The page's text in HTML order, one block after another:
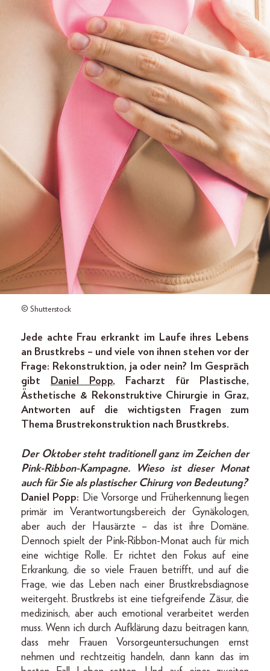
© Shutterstock
Jede achte Frau erkrankt im Laufe ihres Lebens
an Brustkrebs – und viele von ihnen stehen vor der
Frage: Rekonstruktion, ja oder nein? Im Gespräch
gibt Daniel Popp, Facharzt für Plastische,
Ästhetische & Rekonstruktive Chirurgie in Graz,
Antworten auf die wichtigsten Fragen zum
Thema Brustrekonstruktion nach Brustkrebs.
Der Oktober steht traditionell ganz im Zeichen der
Pink-Ribbon-Kampagne. Wieso ist dieser Monat
auch für Sie als plastischer Chirurg von Bedeutung?
Daniel Popp: Die Vorsorge und Früherkennung liegen
primär im Verantwortungsbereich der Gynäkologen,
aber auch der Hausärzte – das ist ihre Domäne.
Dennoch spielt der Pink-Ribbon-Monat auch für mich
eine wichtige Rolle. Er richtet den Fokus auf eine
Erkrankung, die so viele Frauen betrifft, und auf die
Frage, wie das Leben nach einer Brustkrebsdiagnose
weitergeht. Brustkrebs ist eine tiefgreifende Zäsur, die
medizinisch, aber auch emotional verarbeitet werden
muss. Wenn ich durch Aufklärung dazu beitragen kann,
dass mehr Frauen Vorsorgeuntersuchungen ernst
nehmen und rechtzeitig handeln, dann kann das im